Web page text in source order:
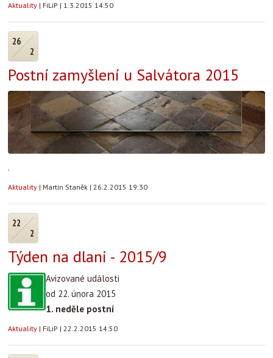
Aktuality | FiLiP | 1.3.2015 14:50
26
2
Postní zamyšlení u Salvátora 2015
.
Aktuality | Martin Staněk | 26.2.2015 19:30
22
2
Týden na dlani - 2015/9
Avizované události
od 22. února 2015
1. neděle postní
Aktuality | FiLiP | 22.2.2015 14:50